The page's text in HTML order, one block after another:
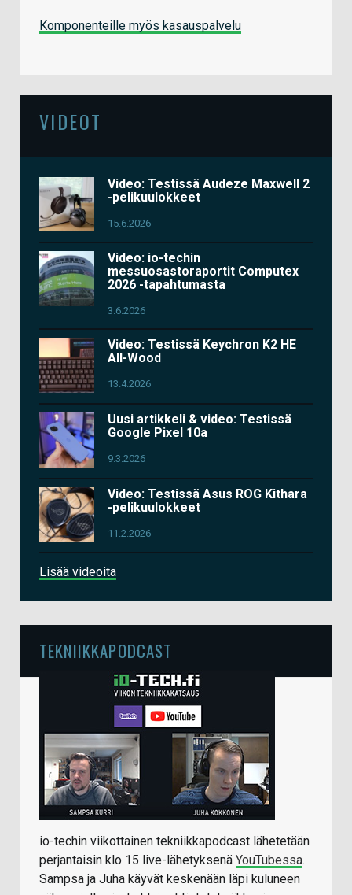
Komponenteille myös kasauspalvelu
VIDEOT
Video: Testissä Audeze Maxwell 2
-pelikuulokkeet
15.6.2026
Video: io-techin
messuosastoraportit Computex
2026 -tapahtumasta
3.6.2026
Video: Testissä Keychron K2 HE
All-Wood
13.4.2026
Uusi artikkeli & video: Testissä
Google Pixel 10a
9.3.2026
Video: Testissä Asus ROG Kithara
-pelikuulokkeet
11.2.2026
Lisää videoita
TEKNIIKKAPODCAST
io-techin viikottainen tekniikkapodcast lähetetään
perjantaisin klo 15 live-lähetyksenä YouTubessa.
Sampsa ja Juha käyvät keskenään läpi kuluneen